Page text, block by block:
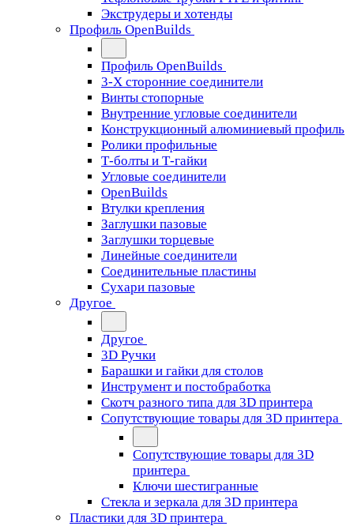
Экструдеры и хотенды
Профиль OpenBuilds
Профиль OpenBuilds
3-Х сторонние соединители
Винты стопорные
Внутренние угловые соединители
Конструкционный алюминиевый профиль
Ролики профильные
Т-болты и Т-гайки
Угловые соединители
OpenBuilds
Втулки крепления
Заглушки пазовые
Заглушки торцевые
Линейные соединители
Соединительные пластины
Сухари пазовые
Другое
Другое
3D Ручки
Барашки и гайки для столов
Инструмент и постобработка
Скотч разного типа для 3D принтера
Сопутствующие товары для 3D принтера
Сопутствующие товары для 3D
принтера
Ключи шестигранные
Стекла и зеркала для 3D принтера
Пластики для 3D принтера